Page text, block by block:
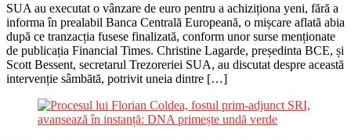
SUA au executat o vânzare de euro pentru a achiziționa yeni, fără a
informa în prealabil Banca Centrală Europeană, o mișcare aflată abia
după ce tranzacția fusese finalizată, conform unor surse menționate
de publicația Financial Times. Christine Lagarde, președinta BCE, și
Scott Bessent, secretarul Trezoreriei SUA, au discutat despre această
intervenție sâmbătă, potrivit uneia dintre […]